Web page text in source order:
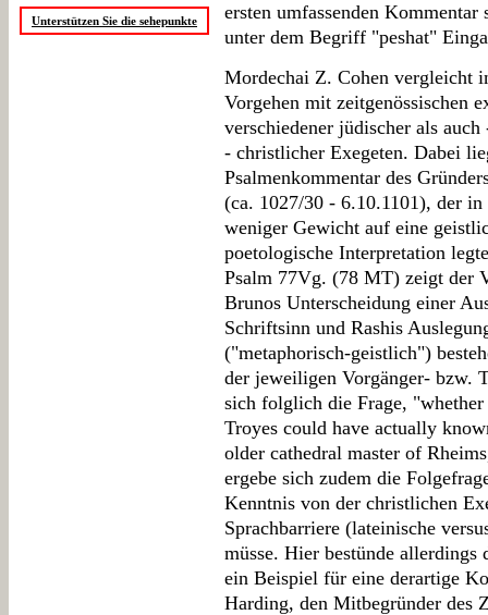
Unterstützen Sie die sehepunkte
ersten umfassenden
unter dem Begriff "peshat"
Mordechai Z. Cohen vergleicht
Vorgehen mit zeitgenössischen
verschiedener jüdischer als
- christlicher Exegeten. Dabei
Psalmenkommentar des
(ca. 1027/30 - 6.10.1101), der
weniger Gewicht auf eine
poetologische Interpretation
Psalm 77Vg. (78 MT) zeigt der
Brunos Unterscheidung einer
Schriftsinn und Rashis
("metaphorisch-geistlich")
der jeweiligen Vorgänger- bzw.
sich folglich die Frage,
Troyes could have actually
older cathedral master of
ergebe sich zudem die
Kenntnis von der christlichen
Sprachbarriere (lateinische
müsse. Hier bestünde
ein Beispiel für eine derartige
Harding, den Mitbegründer des